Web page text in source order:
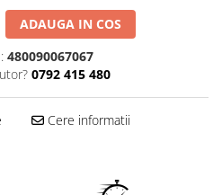
ADAUGA IN COS
480090067067
0792 415 480
Cere informatii